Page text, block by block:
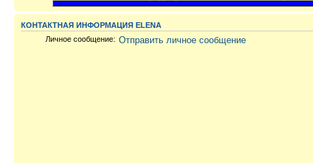
КОНТАКТНАЯ ИНФОРМАЦИЯ ELENA
Личное сообщение: Отправить личное сообщение